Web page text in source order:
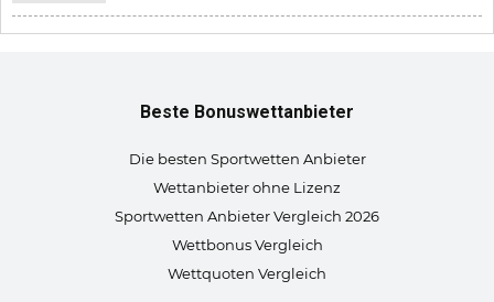
Beste Bonuswettanbieter
Die besten Sportwetten Anbieter
Wettanbieter ohne Lizenz
Sportwetten Anbieter Vergleich 2026
Wettbonus Vergleich
Wettquoten Vergleich